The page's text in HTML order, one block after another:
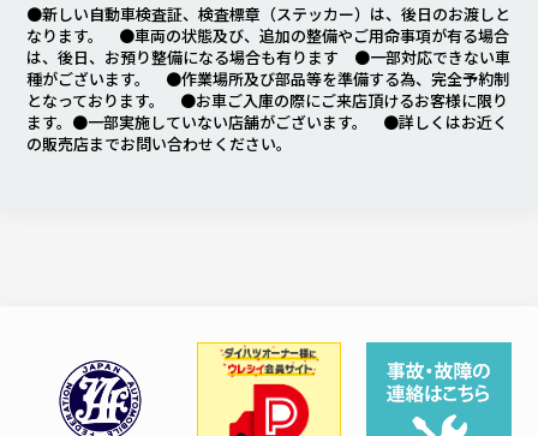
●新しい自動車検査証、検査標章（ステッカー）は、後日のお渡しと
なります。 ●車両の状態及び、追加の整備やご用命事項が有る場合
は、後日、お預り整備になる場合も有ります ●一部対応できない車
種がございます。 ●作業場所及び部品等を準備する為、完全予約制
となっております。 ●お車ご入庫の際にご来店頂けるお客様に限り
ます。●一部実施していない店舗がございます。 ●詳しくはお近く
の販売店までお問い合わせください。